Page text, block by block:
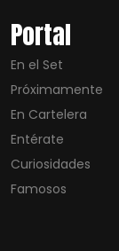
Portal
En el Set
Próximamente
En Cartelera
Entérate
Curiosidades
Famosos